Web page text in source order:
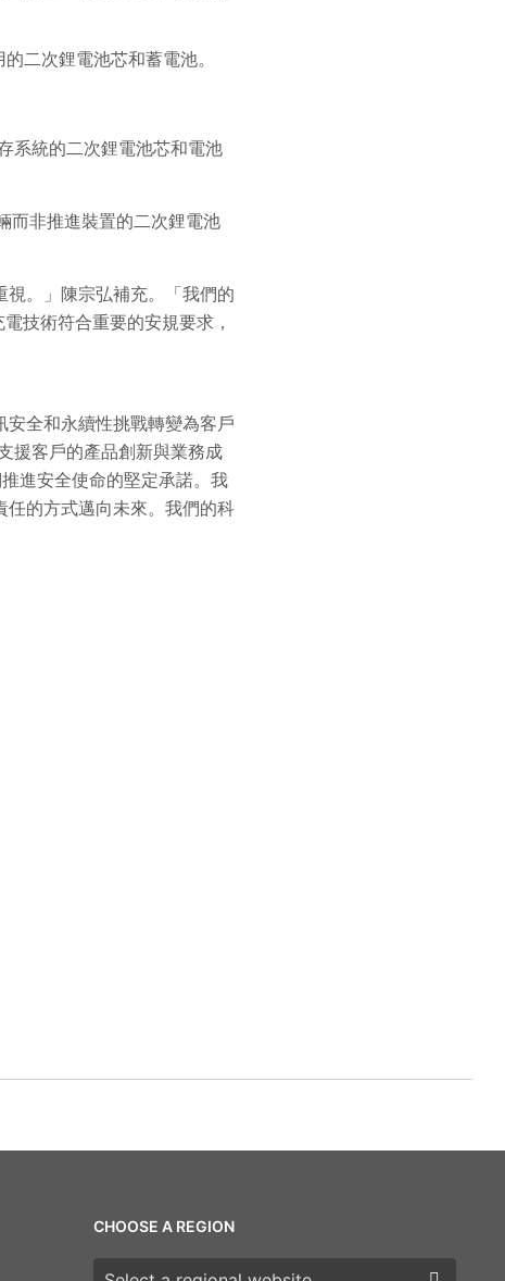
二次鋰電池芯和蓄電池。
系統的二次鋰電池芯和電池
非推進裝置的二次鋰電池
視。」陳宗弘補充。「我們的
技術符合重要的安規要求，
全和永續性挑戰轉變為客戶
援客戶的產品創新與業務成
進安全使命的堅定承諾。我
的方式邁向未來。我們的科
CHOOSE A REGION
Choose a region